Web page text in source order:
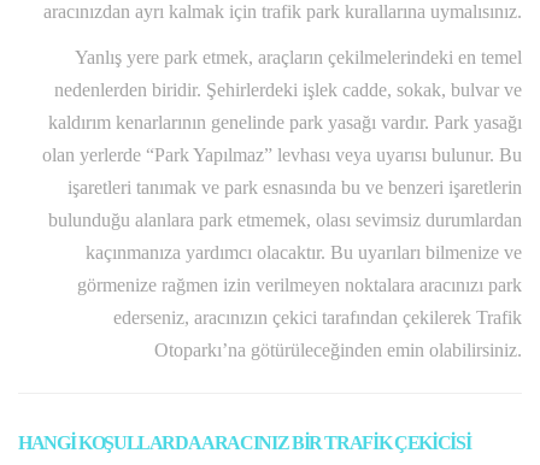
aracınızdan ayrı kalmak için trafik park kurallarına uymalısınız.
Yanlış yere park etmek, araçların çekilmelerindeki en temel
nedenlerden biridir. Şehirlerdeki işlek cadde, sokak, bulvar ve
kaldırım kenarlarının genelinde park yasağı vardır. Park yasağı
olan yerlerde “Park Yapılmaz” levhası veya uyarısı bulunur. Bu
işaretleri tanımak ve park esnasında bu ve benzeri işaretlerin
bulunduğu alanlara park etmemek, olası sevimsiz durumlardan
kaçınmanıza yardımcı olacaktır. Bu uyarıları bilmenize ve
görmenize rağmen izin verilmeyen noktalara aracınızı park
ederseniz, aracınızın çekici tarafından çekilerek Trafik
Otoparkı’na götürüleceğinden emin olabilirsiniz.
HANGİ KOŞULLARDA ARACINIZ BİR TRAFİK ÇEKİCİSİ